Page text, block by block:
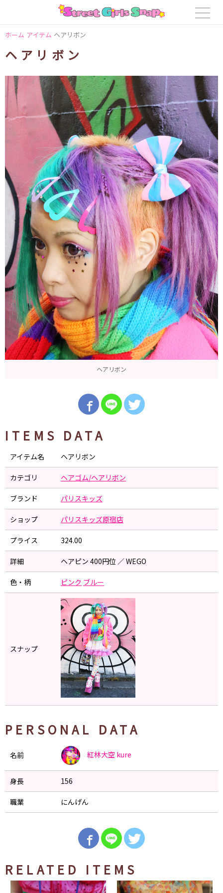
ホーム アイテム ヘアリボン
ヘアリボン
ヘアリボン
ITEMS DATA
アイテム名 ヘアリボン
カテゴリ ヘアゴム/ヘアリボン
ブランド パリスキッズ
ショップ パリスキッズ原宿店
プライス 324.00
詳細 ヘアピン 400円位 ／ WEGO
色・柄 ピンク ブルー
スナップ
PERSONAL DATA
名前 紅林大空 kure
身長 156
職業 にんげん
RELATED ITEMS